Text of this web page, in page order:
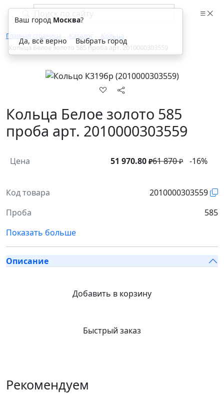
Главная страница Каталог
Кольца
Кольца Белое золото 585 проба арт. 2010000303559
Кольца Белое золото 585
проба арт. 2010000303559
Цена 51 970.80 ₽61 870₽ -16%
Код товара
2010000303559
Проба
585
Показать больше
Описание
Добавить в корзину
Быстрый заказ
Рекомендуем
Ваш город Москва?
Да, всё верно Выбрать город